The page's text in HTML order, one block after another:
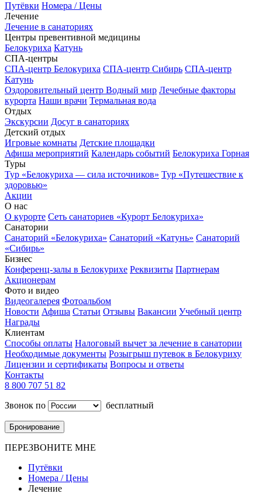
Путёвки Номера / Цены
Лечение
Лечение в санаториях
Центры превентивной медицины
Белокуриха Катунь
СПА-центры
СПА-центр Белокуриха СПА-центр Сибирь СПА-центр
Катунь
Оздоровительный центр Водный мир Лечебные факторы
курорта Наши врачи Термальная вода
Отдых
Экскурсии Досуг в санаториях
Детский отдых
Игровые комнаты Детские площадки
Афиша мероприятий Календарь событий Белокуриха Горная
Туры
Тур «Белокуриха — сила источников» Тур «Путешествие к
здоровью»
Акции
О нас
О курорте Сеть санаториев «Курорт Белокуриха»
Санатории
Санаторий «Белокуриха» Санаторий «Катунь» Санаторий
«Сибирь»
Бизнес
Конференц-залы в Белокурихе Реквизиты Партнерам
Акционерам
Фото и видео
Видеогалерея Фотоальбом
Новости Афиша Статьи Отзывы Вакансии Учебный центр
Награды
Клиентам
Способы оплаты Налоговый вычет за лечение в санатории
Необходимые документы Розыгрыш путевок в Белокуриху
Лицензии и сертификаты Вопросы и ответы
Контакты
8 800 707 51 82
Звонок по
бесплатный
Бронирование
ПЕРЕЗВОНИТЕ МНЕ
Путёвки
Номера / Цены
Лечение